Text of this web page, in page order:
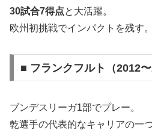
30試合7得点と大活躍。
欧州初挑戦でインパクトを残す。
■ フランクフルト（2012〜
ブンデスリーガ1部でプレー。
乾選手の代表的なキャリアの一